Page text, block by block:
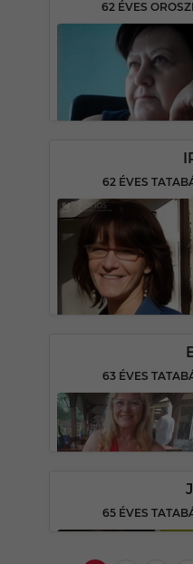
62 ÉVES
62 ÉVES
63 ÉVES
65 ÉVES